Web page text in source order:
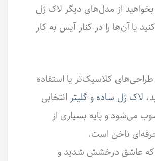
از مدل‌های دیگر لاک ژل
یا آن‌ها را در کنار آیس به کار
طراحی‌های کلاسیک‌تر یا استفاده
لاک ژل ساده و گلیترانتخابی
می‌شود و پایه بسیاری از
ناخن است.
که عاشق درخشش شدید و